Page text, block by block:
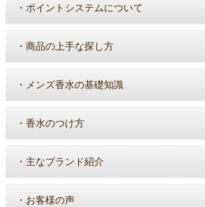
・ ポイントシステムについて
・ 商品の上手な探し方
・ メンズ香水の基礎知識
・ 香水のつけ方
・ 主なブランド紹介
・ お客様の声